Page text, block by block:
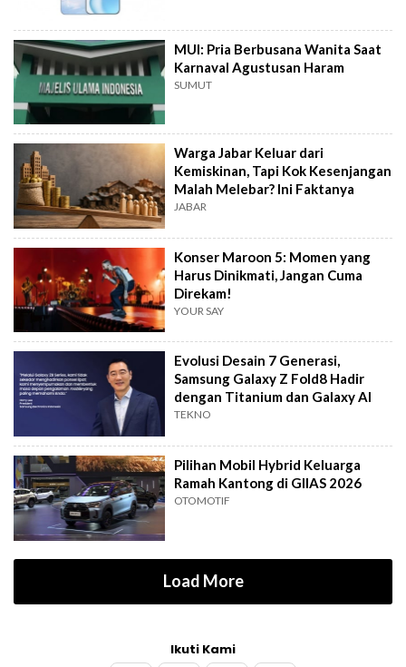
MUI: Pria Berbusana Wanita Saat
Karnaval Agustusan Haram
SUMUT
Warga Jabar Keluar dari
Kemiskinan, Tapi Kok Kesenjangan
Malah Melebar? Ini Faktanya
JABAR
Konser Maroon 5: Momen yang
Harus Dinikmati, Jangan Cuma
Direkam!
YOUR SAY
Evolusi Desain 7 Generasi,
Samsung Galaxy Z Fold8 Hadir
dengan Titanium dan Galaxy AI
TEKNO
Pilihan Mobil Hybrid Keluarga
Ramah Kantong di GIIAS 2026
OTOMOTIF
Load More
Ikuti Kami